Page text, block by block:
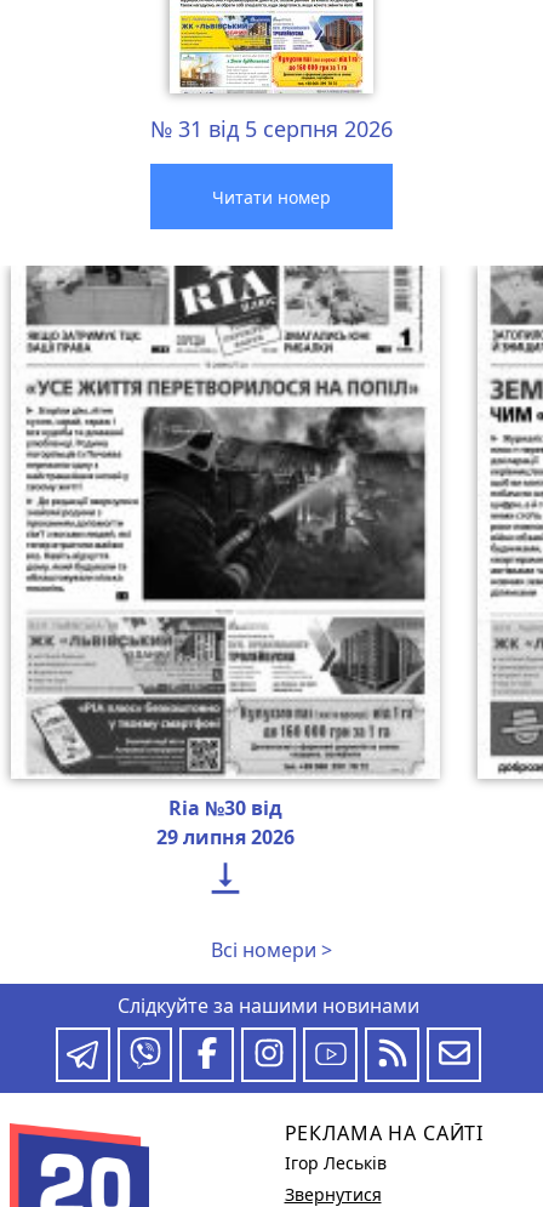
№ 31 від 5 серпня 2026
Читати номер
Ria №30 від
29 липня 2026

Всі номери >
Слідкуйте за нашими новинами
РЕКЛАМА НА САЙТІ
Ігор Леськів
Звернутися